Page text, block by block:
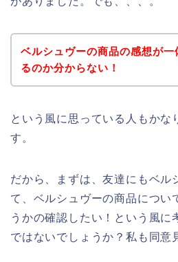
ベルシュヴーの商品の感想が一
るのか分からない！
という風に思っている人もかな
す。
だから、まずは、友達にもベル
て、ベルシュヴーの商品につい
うかの確認したい！という風に
ではないでしょうか？私も同意